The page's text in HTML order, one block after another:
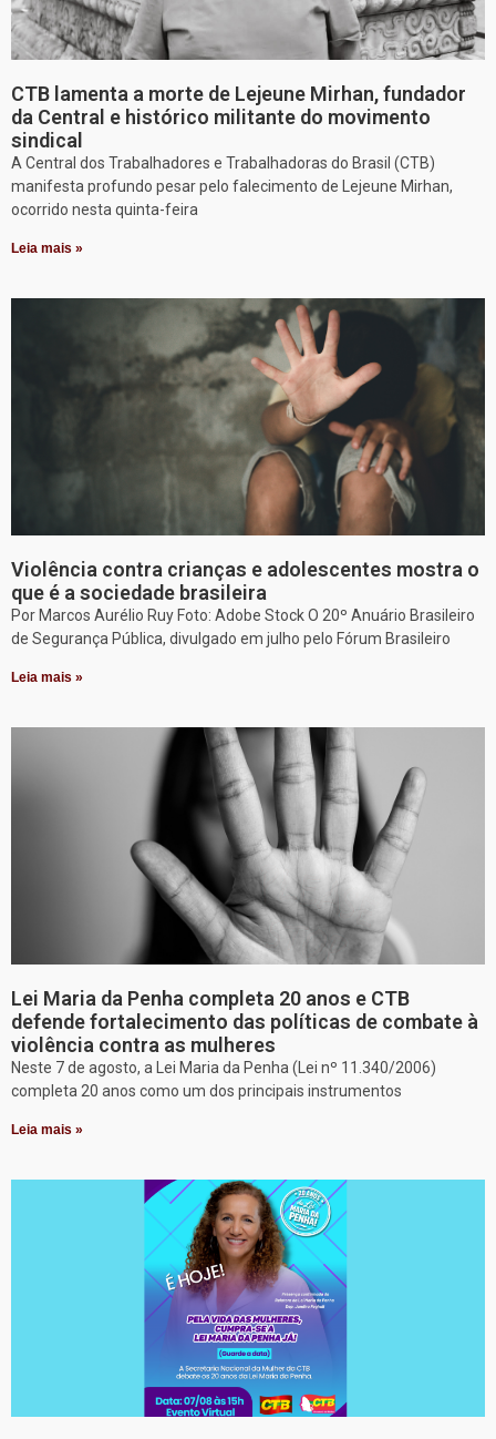
CTB lamenta a morte de Lejeune Mirhan, fundador
da Central e histórico militante do movimento
sindical
A Central dos Trabalhadores e Trabalhadoras do Brasil (CTB)
manifesta profundo pesar pelo falecimento de Lejeune Mirhan,
ocorrido nesta quinta-feira
Leia mais »
Violência contra crianças e adolescentes mostra o
que é a sociedade brasileira
Por Marcos Aurélio Ruy Foto: Adobe Stock O 20º Anuário Brasileiro
de Segurança Pública, divulgado em julho pelo Fórum Brasileiro
Leia mais »
Lei Maria da Penha completa 20 anos e CTB
defende fortalecimento das políticas de combate à
violência contra as mulheres
Neste 7 de agosto, a Lei Maria da Penha (Lei nº 11.340/2006)
completa 20 anos como um dos principais instrumentos
Leia mais »